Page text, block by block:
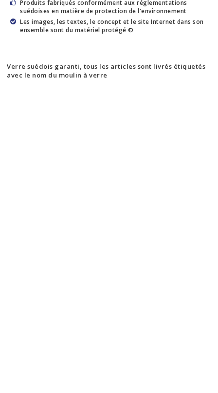
Produits fabriqués conformément aux réglementations
suédoises en matière de protection de l'environnement
Les images, les textes, le concept et le site Internet dans son
ensemble sont du matériel protégé ©
Verre suédois garanti, tous les articles sont livrés étiquetés
avec le nom du moulin à verre